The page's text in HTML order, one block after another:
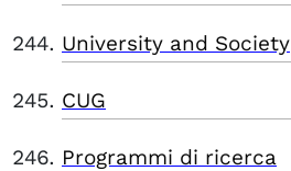
University and Society
CUG
Programmi di ricerca